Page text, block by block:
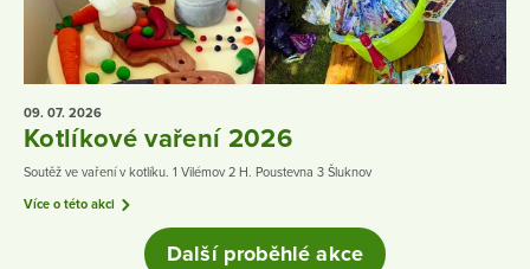
09. 07. 2026
Kotlíkové vaření 2026
Soutěž ve vaření v kotlíku. 1 Vilémov 2 H. Poustevna 3 Šluknov
Více o této akci
Další proběhlé akce